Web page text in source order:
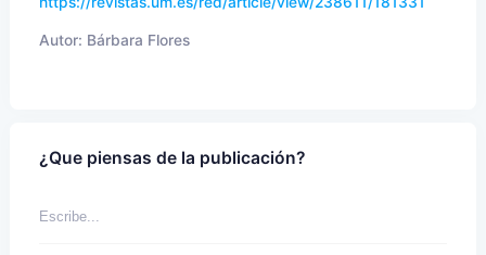
Autor: Bárbara Flores
¿Que piensas de la publicación?